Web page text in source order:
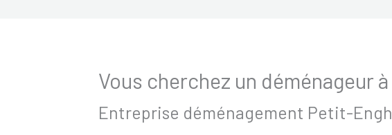
Vous cherchez un déménageur
Entreprise déménagement Petit-